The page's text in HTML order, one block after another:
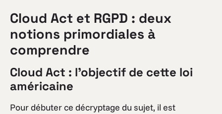
Cloud Act et RGPD : deux
notions primordiales à
comprendre
Cloud Act : l’objectif de cette loi
américaine
Pour débuter ce décryptage du sujet, il est